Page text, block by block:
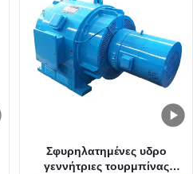
Σφυρηλατημένες υδρο
γεννήτριες τουρμπίνας